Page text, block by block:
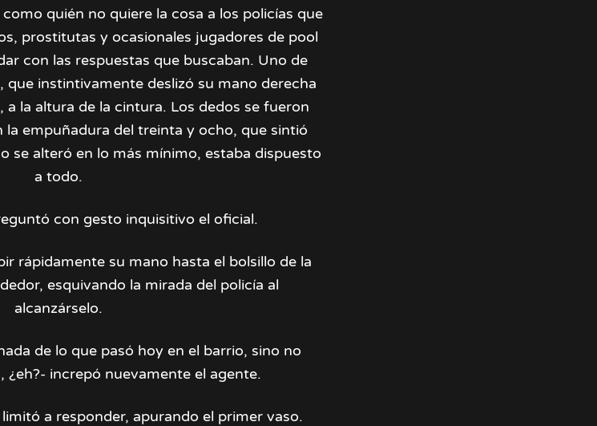
quién no quiere la cosa a los policías que
prostitutas y ocasionales jugadores de pool
con las respuestas que buscaban. Uno de
que instintivamente deslizó su mano derecha
la altura de la cintura. Los dedos se fueron
empuñadura del treinta y ocho, que sintió
se alteró en lo más mínimo, estaba dispuesto
a todo.
con gesto inquisitivo el oficial.
rápidamente su mano hasta el bolsillo de la
esquivando la mirada del policía al
alcanzárselo.
de lo que pasó hoy en el barrio, sino no
¿eh?- increpó nuevamente el agente.
a responder, apurando el primer vaso.